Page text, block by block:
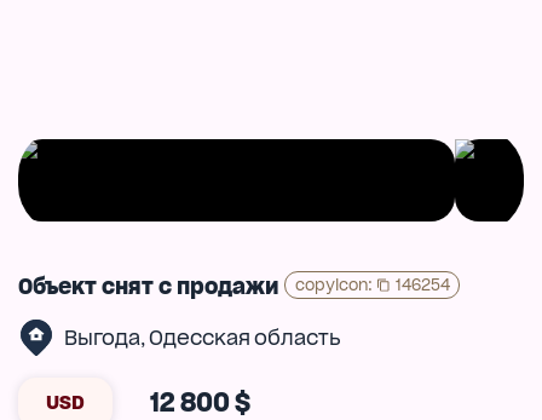
Объект снят с продажи copyIcon: 146254
Выгода, Одесская область
USD 12 800 $